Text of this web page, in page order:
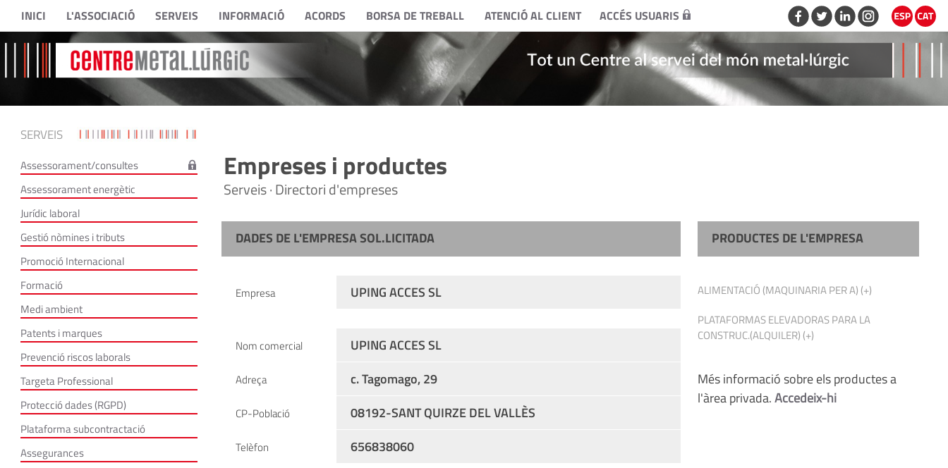
INICI L'ASSOCIACIÓ SERVEIS INFORMACIÓ ACORDS BORSA DE TREBALL ATENCIÓ AL CLIENT ACCÉS USUARIS
SERVEIS
Assessorament/consultes
Assessorament energètic
Jurídic laboral
Gestió nòmines i tributs
Promoció Internacional
Formació
Medi ambient
Patents i marques
Prevenció riscos laborals
Targeta Professional
Protecció dades (RGPD)
Plataforma subcontractació
Assegurances
Empreses i productes
Serveis · Directori d'empreses
DADES DE L'EMPRESA SOL.LICITADA
Empresa UPING ACCES SL
Nom comercial UPING ACCES SL
Adreça c. Tagomago, 29
CP-Població 08192-SANT QUIRZE DEL VALLÈS
Telèfon 656838060
PRODUCTES DE L'EMPRESA
ALIMENTACIÓ (MAQUINARIA PER A) (+)
PLATAFORMAS ELEVADORAS PARA LA
CONSTRUC.(ALQUILER) (+)
Més informació sobre els productes a
l'àrea privada.Accedeix-hi